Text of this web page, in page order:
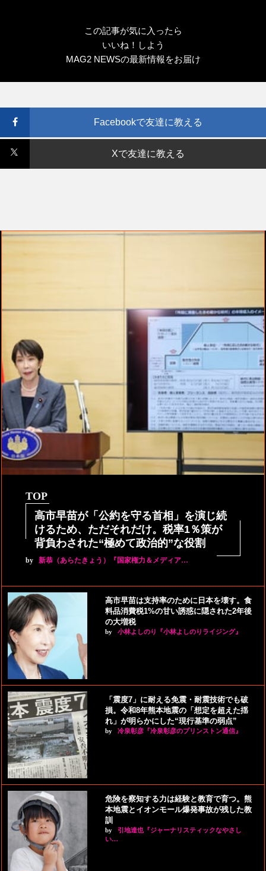
この記事が気に入ったら
いいね！しよう
MAG2 NEWSの最新情報をお届け
Facebookで友達に教える
Xで友達に教える
TOP
高市早苗が「公約を守る首相」を演じ続
けるため、ただそれだけ。税率1％策が
背負わされた“極めて政治的”な役割
by 新恭（あらたきょう）『国家権力＆メディア…
高市早苗は支持率のために日本を壊す。食
料品消費税1%の甘い誘惑に隠された2年後
の大増税
by 小林よしのり『小林よしのりライジング』
「震度7」に耐える免震・耐震技術でも破
損。令和8年熊本地震の「想定を超えた揺
れ」が明らかにした“現行基準の弱点”
by 冷泉彰彦『冷泉彰彦のプリンストン通信』
危険を察知する力は経験と教育で育つ。熊
本地震とイオンモール爆発事故が残した教
訓
by
引地達也『ジャーナリスティックなやさし
い…